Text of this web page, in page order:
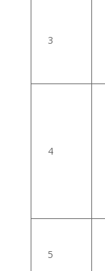
3
4
5